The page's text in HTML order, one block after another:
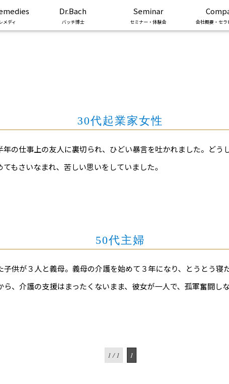
メディ
Dr.Bach
バッチ博士
Seminar
セミナー・体験会 会社概要・セラ
30代起業家女性
年の仕事上の友人に裏切られ、ひどい暴言を吐かれました。ど
もさいなまれ、苦しい思いをしていました。
50代主婦
子供が３人と義母。義母の介護を始めて３年になり、とうとう
ら、介護の支援はまったくないまま、彼女が一人で、孤軍奮闘
1 / 1 1